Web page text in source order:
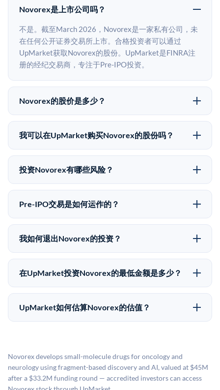
Novorex是上市公司吗？
不是。截至March 2026，Novorex是一家私有公司，未
在任何公开证券交易所上市。合格投资者可以通过
UpMarket获取Novorex的股份。UpMarket是FINRA注
册的经纪交易商，专注于Pre-IPO投资。
Novorex的股价是多少？
Novorex没有公开股价，因为它是一家私有公司。最近
的已知股价来自其最近一轮融资。 二级市场上的Pre-
有所不同。
我可以在UpMarket购买Novorex的股份吗？
可以。合格投资者可以通过填写本页表单或在
upmarket.co创建账户来表达对Novorex股份的投资意
50,000美元。UpMarket是FINRA注册的经纪交易商，
自2019年以来已经纪超过5亿美元的另类投资。
投资Novorex有哪些风险？
Pre-IPO投资存在重大风险。Novorex的股份流动性低，
意味着没有公开市场可以快速出售。不存在确定的退出
好可能全部损失的准备。私有公司的估值在融资轮次之
间可能大幅波动。投资者应在投资前咨询其财务顾问并
Pre-IPO交易是如何运作的？
在Pre-IPO交易中，合格投资者通过二级市场平台从现有
股东（如员工、早期投资者或其他持有人）处购买股
为FINRA注册的经纪交易商促成这些交易，代表双方处
理合规、文件和结算事宜。
我如何退出Novorex的投资？
Pre-IPO持股主要有两种退出途径：在二级市场将股份出
售给其他买家，或持有直到公司完成IPO或被收购。两
市场条件。任何退出的时间都是不可预测的，投资者应
做好多年持有的准备。
在UpMarket投资Novorex的最低金额是多少？
UpMarket上大多数Pre-IPO产品的最低投资金额为
50,000美元。具体金额可能因产品和股份供应情况而有
UpMarket如何估算Novorex的估值？
司可比倍数应用私有公司折扣，以反映流动性不足和信
息不对称。此估值不构成投资建议，可能与实际交易价
格存在重大差异。
Novorex develops small-molecule drugs for oncology and
neurology using fragment-based discovery and AI, valued at $45M
after a $33.2M funding round — accredited investors can access